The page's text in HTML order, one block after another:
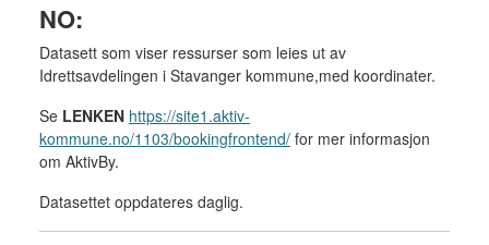
NO:
Datasett som viser ressurser som leies ut av
Idrettsavdelingen i Stavanger kommune,med koordinater.
Se LENKEN https://site1.aktiv-
kommune.no/1103/bookingfrontend/ for mer informasjon
om AktivBy.
Datasettet oppdateres daglig.